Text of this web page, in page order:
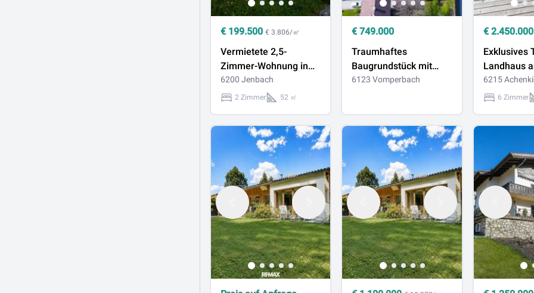
€ 199.500 € 3.806/㎡
Vermietete 2,5-
Zimmer-Wohnung in
Jenbach
6200 Jenbach
2 Zimmer 52 ㎡
€749.000
Traumhaftes
Baugrundstück mit
Altbestand in Tirol:
6123 Vomperbach
€ 2.450.000
Exklusives
Landhaus
Achensee –
Charme
6215
6 Zimmer